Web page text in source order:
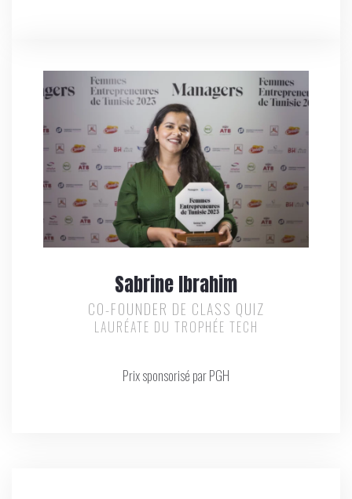
Sabrine Ibrahim
CO-FOUNDER DE CLASS QUIZ
LAURÉATE DU TROPHÉE TECH
Prix sponsorisé par PGH